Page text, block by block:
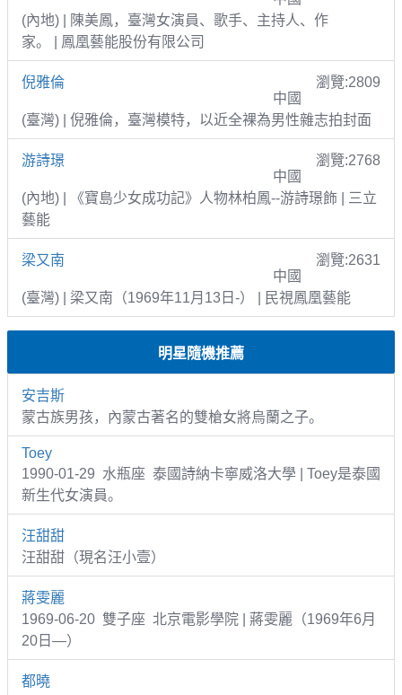
(內地) | 陳美鳳，臺灣女演員、歌手、主持人、作
家。 | 鳳凰藝能股份有限公司
倪雅倫
瀏覽:2809
中國
(臺灣) | 倪雅倫，臺灣模特，以近全裸為男性雜志拍封面
游詩璟
瀏覽:2768
中國
(內地) | 《寶島少女成功記》人物林柏鳳--游詩璟飾 | 三立
藝能
梁又南
瀏覽:2631
中國
(臺灣) | 梁又南（1969年11月13日-） | 民視鳳凰藝能
明星隨機推薦
安吉斯
蒙古族男孩，內蒙古著名的雙槍女將烏蘭之子。
Toey
1990-01-29 水瓶座 泰國詩納卡寧威洛大學 | Toey是泰國
新生代女演員。
汪甜甜
汪甜甜（現名汪小壹）
蔣雯麗
1969-06-20 雙子座 北京電影學院 | 蔣雯麗（1969年6月
20日—）
都曉